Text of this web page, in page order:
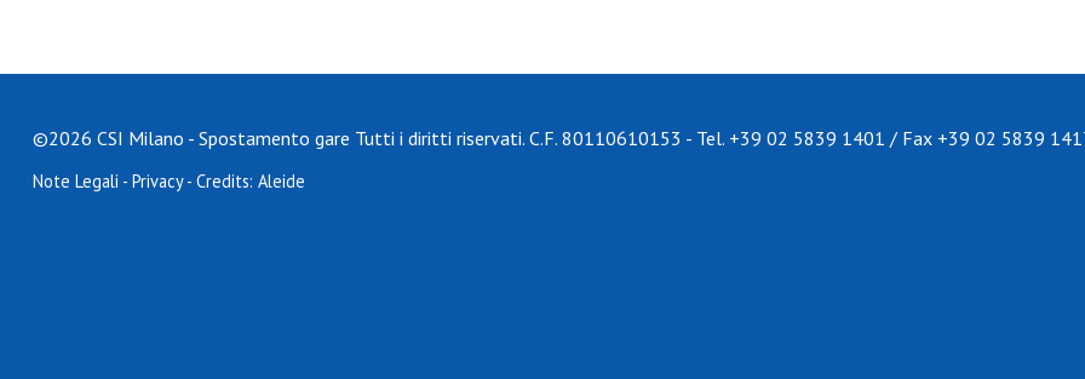
©2026 CSI Milano - Spostamento gare Tutti i diritti riservati. C.F. 80110610153 - Tel. +39 02 5839 1401 / Fax +39 02 5839
Note Legali - Privacy- Credits: Aleide